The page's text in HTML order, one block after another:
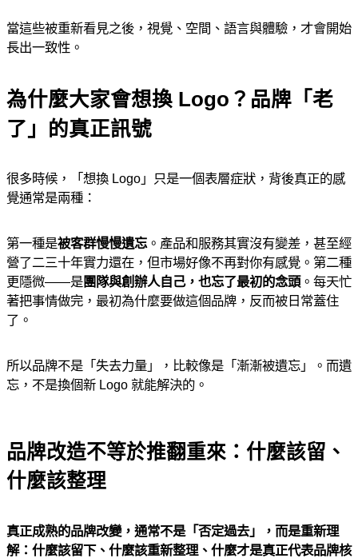
當這些被重新看見之後，視覺、空間、語言與體驗，才會開始
長出一致性。
為什麼大家會想換 Logo？品牌「老
了」的真正訊號
很多時候，「想換 Logo」只是一個表層症狀，背後真正的感
覺通常是兩種：
第一種是被客群慢慢遺忘 。產品和服務其實沒有變差，甚至經
營了二三十年實力還在，但市場好像不再對你有感覺。第二種
更隱微——是團隊與創辦人自己，也忘了最初的念頭。每天忙
著把事情做完，最初為什麼要做這個品牌，反而被日常蓋住
了。
所以品牌不是「失去力量」，比較像是「漸漸被遺忘」。而遺
忘，不是換個新 Logo 就能解決的。
品牌改造不等於推翻重來：什麼該留、
什麼該整理
真正成熟的品牌改變，通常不是「否定過去」，而是重新理
解：什麼該留下、什麼該重新整理、什麼才是真正代表品牌核